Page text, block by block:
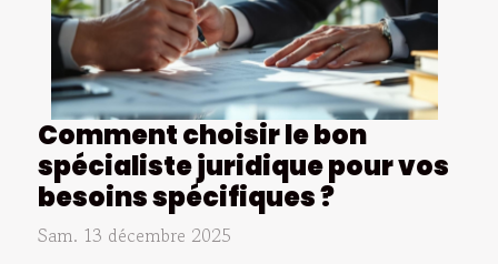
Comment choisir le bon
spécialiste juridique pour vos
besoins spécifiques ?
Sam. 13 décembre 2025